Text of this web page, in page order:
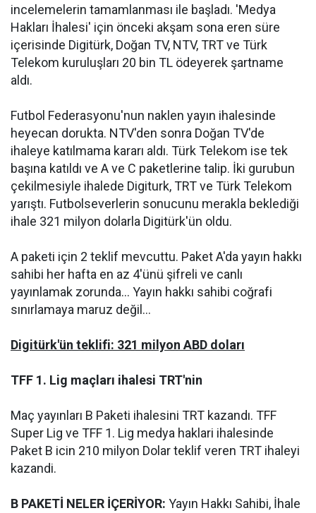
incelemelerin tamamlanması ile başladı. 'Medya
Hakları İhalesi' için önceki akşam sona eren süre
içerisinde Digitürk, Doğan TV, NTV, TRT ve Türk
Telekom kuruluşları 20 bin TL ödeyerek şartname
aldı.
Futbol Federasyonu'nun naklen yayın ihalesinde
heyecan dorukta. NTV'den sonra Doğan TV'de
ihaleye katılmama kararı aldı. Türk Telekom ise tek
başına katıldı ve A ve C paketlerine talip. İki gurubun
çekilmesiyle ihalede Digiturk, TRT ve Türk Telekom
yarıştı. Futbolseverlerin sonucunu merakla beklediği
ihale 321 milyon dolarla Digitürk'ün oldu.
A paketi için 2 teklif mevcuttu. Paket A'da yayın hakkı
sahibi her hafta en az 4'ünü şifreli ve canlı
yayınlamak zorunda... Yayın hakkı sahibi coğrafi
sınırlamaya maruz değil...
Digitürk'ün teklifi: 321 milyon ABD doları
TFF 1. Lig maçları ihalesi TRT'nin
Maç yayınları B Paketi ihalesini TRT kazandı. TFF
Super Lig ve TFF 1. Lig medya haklari ihalesinde
Paket B icin 210 milyon Dolar teklif veren TRT ihaleyi
kazandi.
B PAKETİ NELER İÇERİYOR: Yayın Hakkı Sahibi, İhale